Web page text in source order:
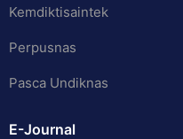
Kemdiktisaintek
Perpusnas
Pasca Undiknas
E-Journal